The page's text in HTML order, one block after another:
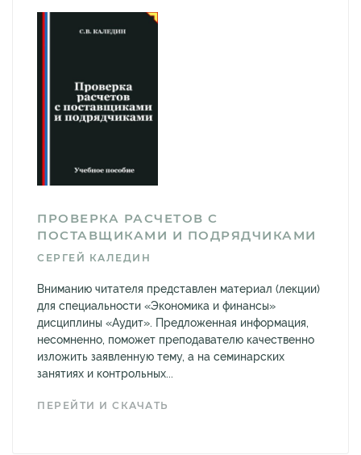
ПРОВЕРКА РАСЧЕТОВ С
ПОСТАВЩИКАМИ И ПОДРЯДЧИКАМИ
СЕРГЕЙ КАЛЕДИН
Вниманию читателя представлен материал (лекции)
для специальности «Экономика и финансы»
дисциплины «Аудит». Предложенная информация,
несомненно, поможет преподавателю качественно
изложить заявленную тему, а на семинарских
занятиях и контрольных...
ПЕРЕЙТИ И СКАЧАТЬ